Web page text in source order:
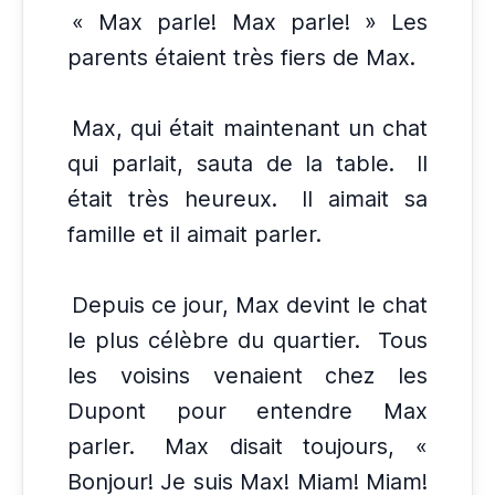
« Max parle! Max parle! » Les
parents étaient très fiers de Max.
Max, qui était maintenant un chat
qui parlait, sauta de la table.
Il
était très heureux.
Il aimait sa
famille et il aimait parler.
Depuis ce jour, Max devint le chat
le plus célèbre du quartier.
Tous
les voisins venaient chez les
Dupont pour entendre Max
parler.
Max disait toujours, «
Bonjour! Je suis Max! Miam! Miam!